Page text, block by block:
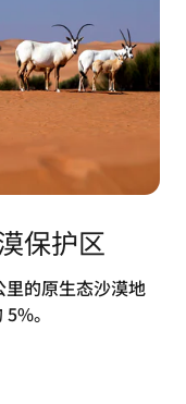
保护区
的原生态沙漠地
。